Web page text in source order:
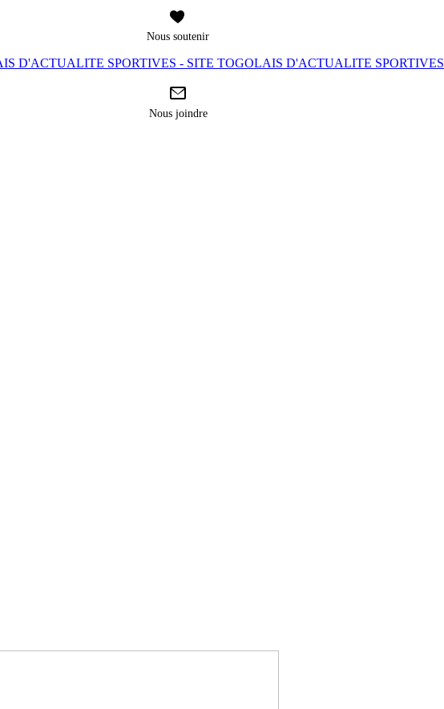
Nous soutenir
D'ACTUALITE SPORTIVES - SITE TOGOLAIS D'ACTUALITE SPORTIVES
Nous joindre